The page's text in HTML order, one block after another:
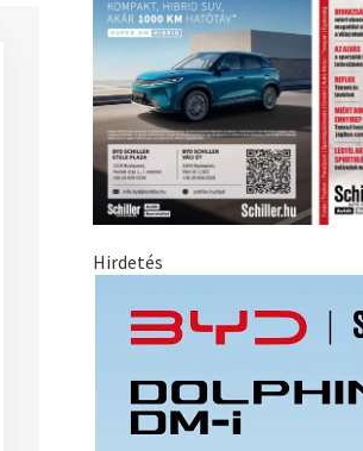
Hirdetés